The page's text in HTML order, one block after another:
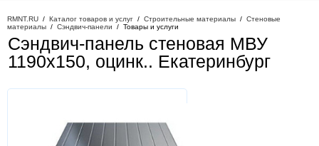
RMNT.RU / Каталог товаров и услуг / Строительные материалы / Стеновые
материалы / Сэндвич-панели / Товары и услуги
Сэндвич-панель стеновая МВУ
1190x150, оцинк.. Екатеринбург